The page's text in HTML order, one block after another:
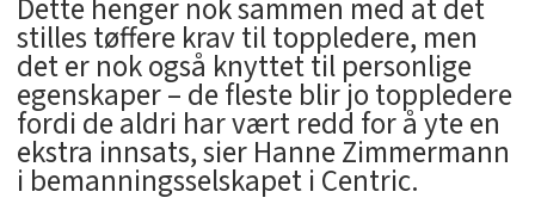
Dette henger nok sammen med at det
stilles tøffere krav til toppledere, men
det er nok også knyttet til personlige
egenskaper – de fleste blir jo toppledere
fordi de aldri har vært redd for å yte en
ekstra innsats, sier Hanne Zimmermann
i bemanningsselskapet i Centric.